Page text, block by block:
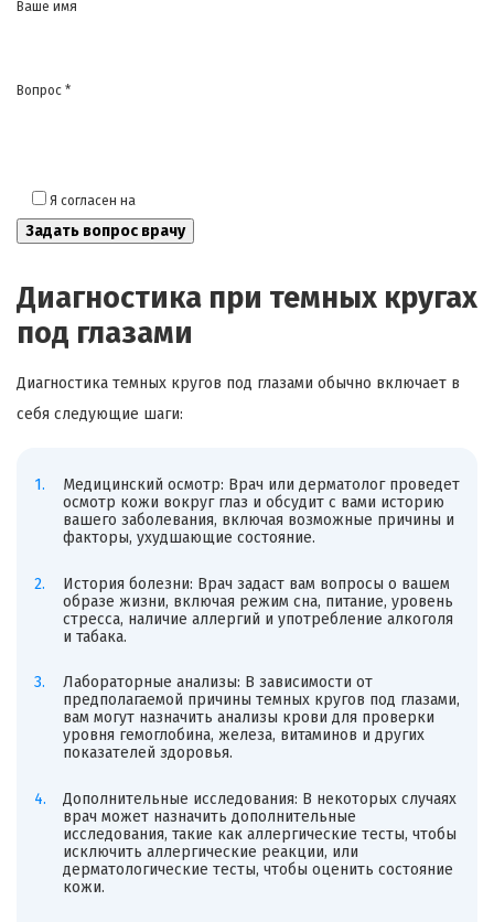
Ваше имя
Вопрос *
Я согласен на
Диагностика при темных кругах
под глазами
Диагностика темных кругов под глазами обычно включает в
себя следующие шаги:
Медицинский осмотр: Врач или дерматолог проведет
осмотр кожи вокруг глаз и обсудит с вами историю
вашего заболевания, включая возможные причины и
факторы, ухудшающие состояние.
История болезни: Врач задаст вам вопросы о вашем
образе жизни, включая режим сна, питание, уровень
стресса, наличие аллергий и употребление алкоголя
и табака.
Лабораторные анализы: В зависимости от
предполагаемой причины темных кругов под глазами,
вам могут назначить анализы крови для проверки
уровня гемоглобина, железа, витаминов и других
показателей здоровья.
Дополнительные исследования: В некоторых случаях
врач может назначить дополнительные
исследования, такие как аллергические тесты, чтобы
исключить аллергические реакции, или
дерматологические тесты, чтобы оценить состояние
кожи.